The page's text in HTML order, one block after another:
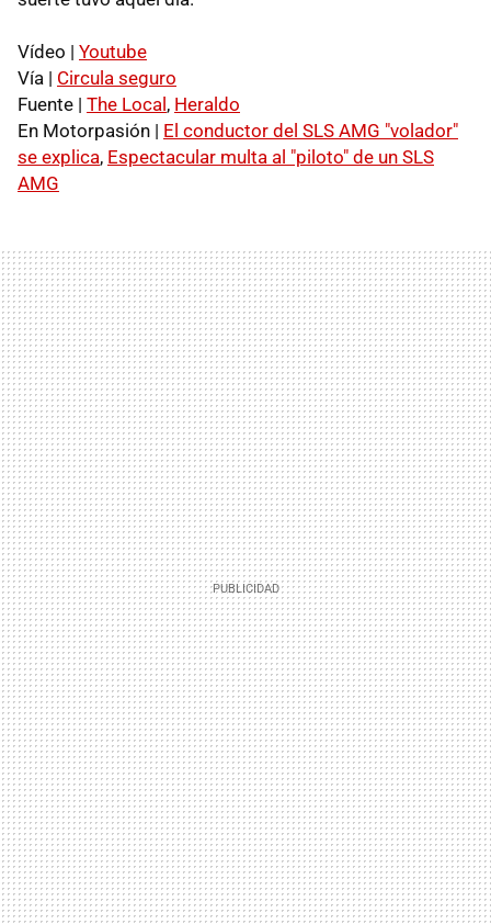
Vídeo | Youtube
Vía | Circula seguro
Fuente | The Local, Heraldo
En Motorpasión | El conductor del SLS AMG "volador"
se explica, Espectacular multa al "piloto" de un SLS
AMG